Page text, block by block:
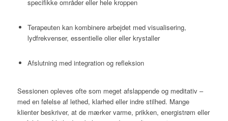
specifikke områder eller hele kroppen
Terapeuten kan kombinere arbejdet med visualisering,
lydfrekvenser, essentielle olier eller krystaller
Afslutning med integration og refleksion
Sessionen opleves ofte som meget afslappende og meditativ –
med en følelse af lethed, klarhed eller indre stilhed. Mange
klienter beskriver, at de mærker varme, prikken, energistrøm eller